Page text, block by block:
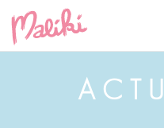
A C U